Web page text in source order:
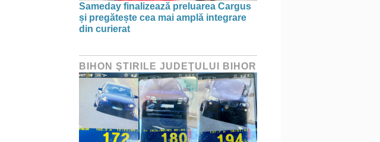
Sameday finalizează preluarea Cargus
și pregătește cea mai amplă integrare
din curierat
BIHON ŞTIRILE JUDEŢULUI BIHOR